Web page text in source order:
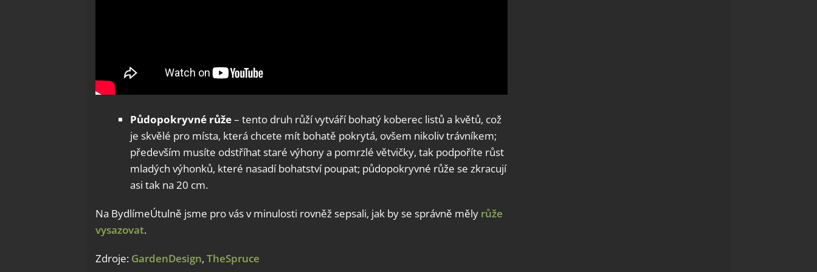
Půdopokryvné růže– tento druh růží vytváří bohatý koberec listů a květů, což
je skvělé pro místa, která chcete mít bohatě pokrytá, ovšem nikoliv trávníkem;
především musíte odstříhat staré výhony a pomrzlé větvičky, tak podpoříte růst
mladých výhonků, které nasadí bohatství poupat; půdopokryvné růže se zkracují
asi tak na 20 cm.
Na BydlímeÚtulně jsme pro vás v minulosti rovněž sepsali, jak by se správně měly růže
vysazovat.
Zdroje: GardenDesign, TheSpruce